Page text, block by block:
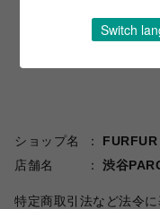
ショップ名
FURFUR
店舗名
渋谷
特定商取引法など法令
Switch